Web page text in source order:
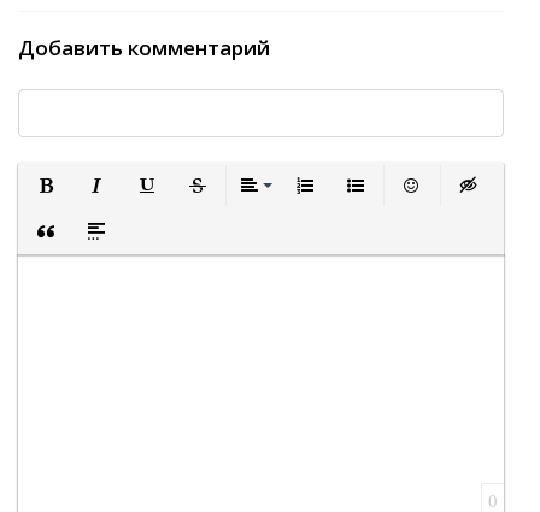
Добавить комментарий
Вставка цитаты
Вставка спойлера
0